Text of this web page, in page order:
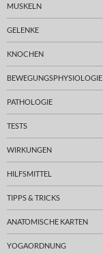
MUSKELN
GELENKE
KNOCHEN
BEWEGUNGSPHYSIOLOGIE
PATHOLOGIE
TESTS
WIRKUNGEN
HILFSMITTEL
TIPPS & TRICKS
ANATOMISCHE KARTEN
YOGAORDNUNG